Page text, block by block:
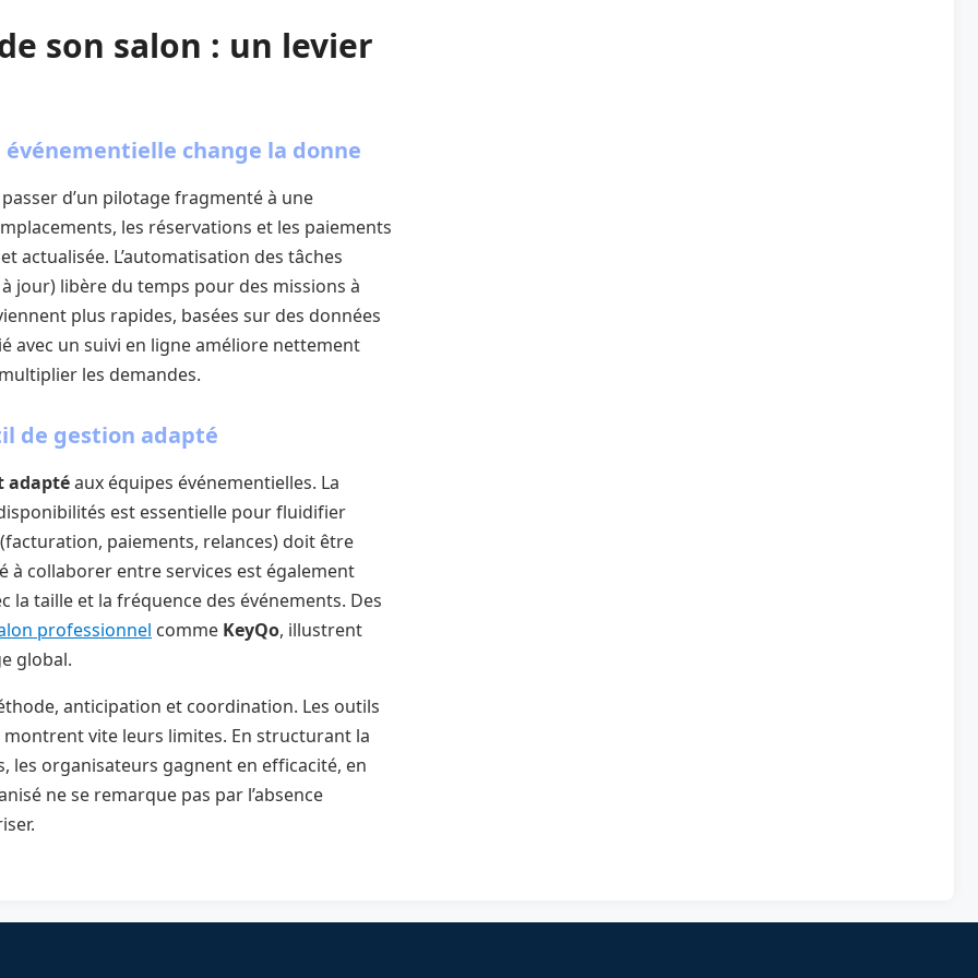
son salon : un levier
change la donne
d’un pilotage fragmenté à une
les réservations et les paiements
actualisée. L’automatisation des tâches
jour) libère du temps pour des missions à
plus rapides, basées sur des données
avec un suivi en ligne améliore nettement
les demandes.
de gestion adapté
aux équipes événementielles. La
est essentielle pour fluidifier
paiements, relances) doit être
à collaborer entre services est également
la taille et la fréquence des événements. Des
professionnel comme KeyQo, illustrent
global.
anticipation et coordination. Les outils
vite leurs limites. En structurant la
les organisateurs gagnent en efficacité, en
ne se remarque pas par l’absence